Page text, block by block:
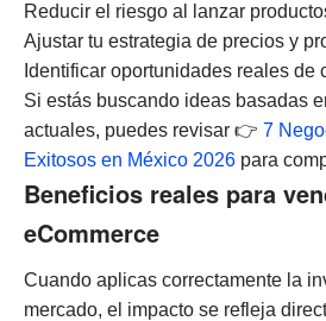
Reducir el riesgo al lanzar
Ajustar tu estrategia de precios y
Identificar oportunidades reales de
Si estás buscando ideas basadas
actuales, puedes revisar 👉 7
Exitosos en México 2026 para
Beneficios reales para
eCommerce
Cuando aplicas correctamente la
mercado, el impacto se refleja